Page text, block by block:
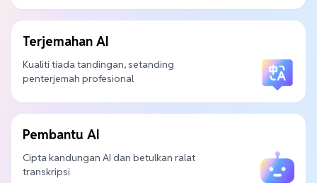
Terjemahan AI
Kualiti tiada tandingan, setanding
penterjemah profesional
Pembantu AI
Cipta kandungan AI dan betulkan ralat
transkripsi